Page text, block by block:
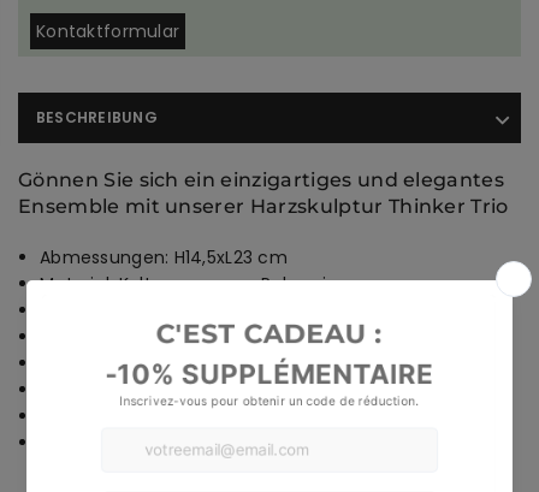
Kontaktformular
BESCHREIBUNG
Gönnen Sie sich ein einzigartiges und elegantes
Ensemble mit unserer Harzskulptur Thinker Trio
Abmessungen: H14,5xL23 cm
Material: Kaltgegossenes Polyresin
Anzahl der Elemente: In einem Teil
Format: Querformat
Stil: Zeitgenössisch
KOSTENLOSE STANDARDLIEFERUNG